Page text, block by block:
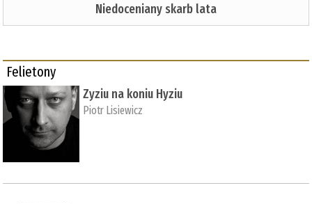
Niedoceniany skarb lata
Felietony
Zyziu na koniu Hyziu
Piotr Lisiewicz